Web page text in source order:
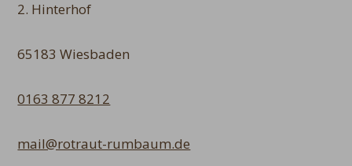
2. Hinterhof
65183 Wiesbaden
0163 877 8212
mail@rotraut-rumbaum.de